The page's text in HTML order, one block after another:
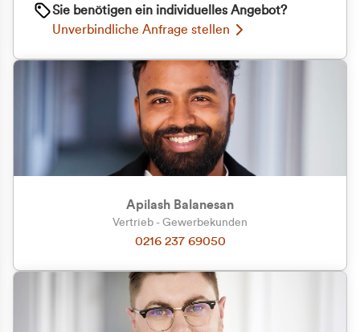
Zu welcher Kundengruppe
gehören Sie?
Privatkunde (inkl. MwSt.)
Sie benötigen ein individuelles Angebot?
Unverbindliche Anfrage stellen
Apilash Balanesan
Vertrieb - Gewerbekunden
0216 237 69050